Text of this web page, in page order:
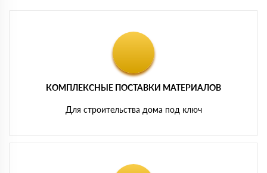
КОМПЛЕКСНЫЕ ПОСТАВКИ МАТЕРИАЛОВ
Для строительства дома под ключ